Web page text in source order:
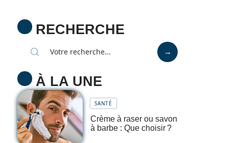
RECHERCHE
À LA UNE
SANTÉ
Crème à raser ou savon
à barbe : Que choisir ?